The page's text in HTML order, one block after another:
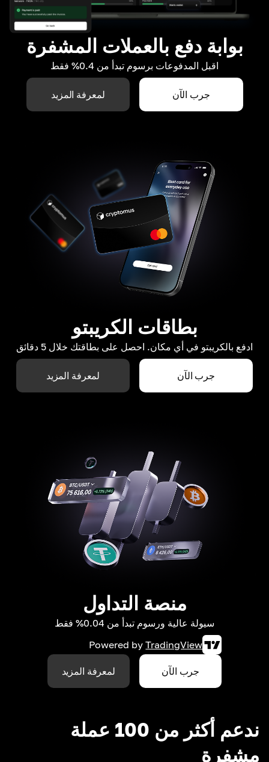
بوابة دفع بالعملات المشفرة
اقبل المدفوعات برسوم تبدأ من 0.4% فقط
جرب الآن لمعرفة المزيد
بطاقات الكريبتو
ادفع بالكريبتو في أي مكان. احصل على بطاقتك خلال 5 دقائق
جرب الآن لمعرفة المزيد
منصة التداول
سيولة عالية ورسوم تبدأ من 0.04% فقط
Powered by TradingView
جرب الآن لمعرفة المزيد
ندعم أكثر من 100 عملة
مشفرة